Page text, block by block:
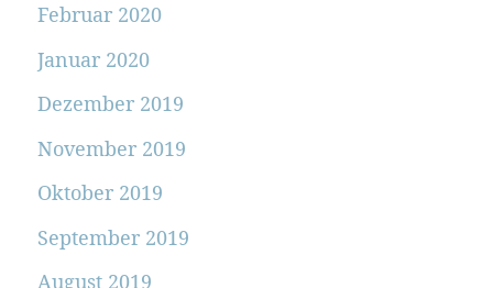
Februar 2020
Januar 2020
Dezember 2019
November 2019
Oktober 2019
September 2019
August 2019